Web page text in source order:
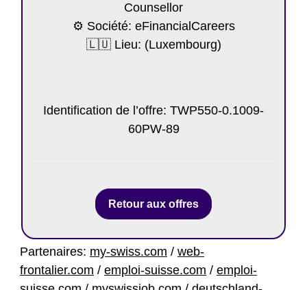
Counsellor
⚙️ Société: eFinancialCareers
🇱🇺 Lieu: (Luxembourg)
Identification de l’offre: TWP550-0.1009-
60PW-89
Retour aux offres
Partenaires: my-swiss.com / web-
frontalier.com / emploi-suisse.com / emploi-